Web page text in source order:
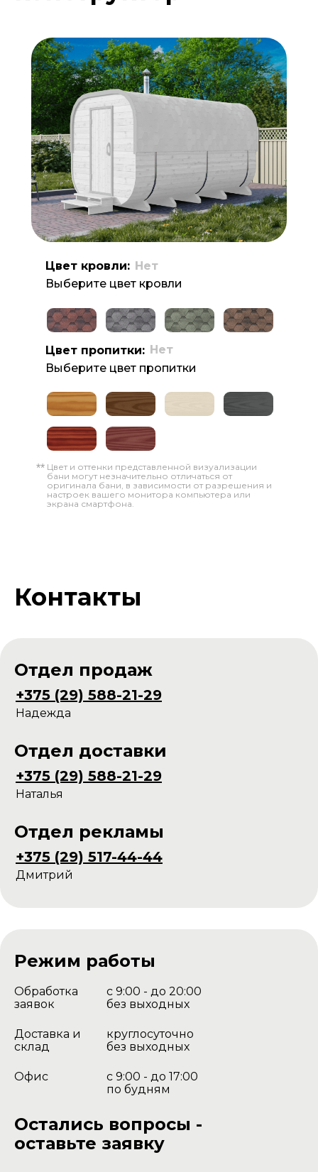
**
Нет
Нет
Цвет пропитки:
Цвет и оттенки представленной визуализации
бани могут незначительно отличаться от
оригинала бани, в зависимости от разрешения и
настроек вашего монитора компьютера или
экрана смартфона.
Выберите цвет пропитки
Выберите цвет кровли
Цвет кровли:
бани
Контакты
Отдел продаж
Надежда
Остались вопросы -
оставьте заявку
Отдел доставки
Отдел рекламы
+375 (29) 588-21-29
Наталья
+375 (29) 588-21-29
Дмитрий
+375 (29) 517-44-44
Обработка
заявок
с 9:00 - до 20:00
без выходных
Доставка и
склад
круглосуточно
без выходных
Офис
с 9:00 - до 17:00
по будням
Режим работы